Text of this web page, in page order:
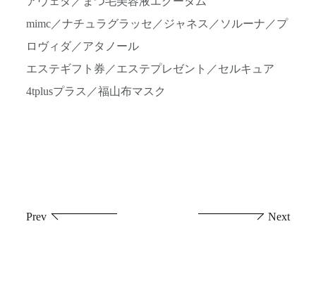
mimc／ナチュラグラッセ／ジャネス／ソルーナ／プ
ロヴィダ／アタノール
エステギフト券／エステプレゼント／セルキュア
4tplusプラス／福山布マスク
Prev Next